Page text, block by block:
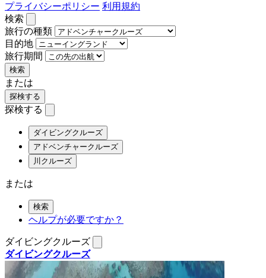
プライバシーポリシー 利用規約
検索
旅行の種類
目的地
旅行期間
検索
または
探検する
探検する
ダイビングクルーズ
アドベンチャークルーズ
川クルーズ
または
検索
ヘルプが必要ですか？
ダイビングクルーズ
ダイビングクルーズ